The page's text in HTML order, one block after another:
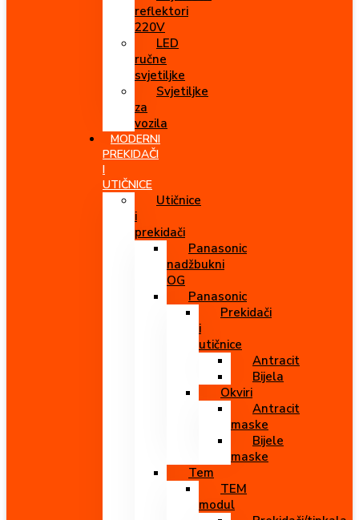
reflektori
220V
LED
ručne
svjetiljke
Svjetiljke
za
vozila
MODERNI
PREKIDAČI
I
UTIČNICE
Utičnice
i
prekidači
Panasonic
nadžbukni
OG
Panasonic
Prekidači
i
utičnice
Antracit
Bijela
Okviri
Antracit
maske
Bijele
maske
Tem
TEM
modul